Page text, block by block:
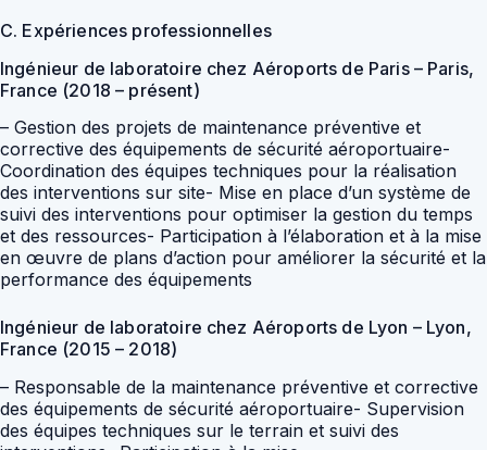
C. Expériences professionnelles
Ingénieur de laboratoire chez Aéroports de Paris – Paris,
France (2018 – présent)
– Gestion des projets de maintenance préventive et
corrective des équipements de sécurité aéroportuaire-
Coordination des équipes techniques pour la réalisation
des interventions sur site- Mise en place d’un système de
suivi des interventions pour optimiser la gestion du temps
et des ressources- Participation à l’élaboration et à la mise
en œuvre de plans d’action pour améliorer la sécurité et la
performance des équipements
Ingénieur de laboratoire chez Aéroports de Lyon – Lyon,
France (2015 – 2018)
– Responsable de la maintenance préventive et corrective
des équipements de sécurité aéroportuaire- Supervision
des équipes techniques sur le terrain et suivi des